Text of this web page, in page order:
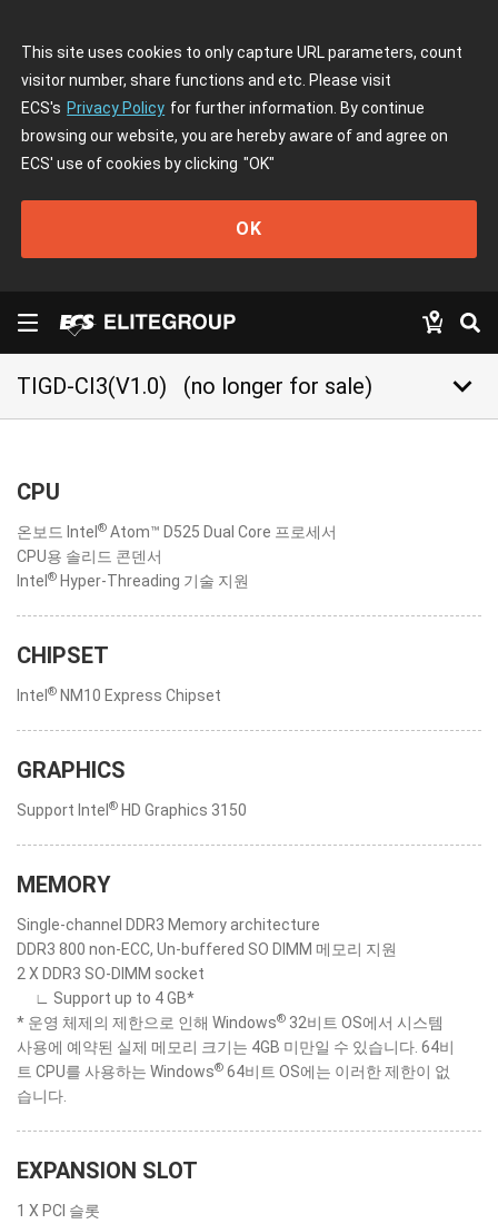
This site uses cookies to only capture URL parameters, count
visitor number, share functions and etc. Please visit
ECS's Privacy Policy for further information. By continue
browsing our website, you are hereby aware of and agree on
ECS' use of cookies by clicking "OK"
OK
TIGD-CI3(V1.0) (no longer for sale) keyboard_arrow_down
CPU
온보드 Intel ® Atom™ D525 Dual Core 프로세서
CPU용 솔리드 콘덴서
Intel ® Hyper-Threading 기술 지원
CHIPSET
Intel ® NM10 Express Chipset
GRAPHICS
Support Intel ® HD Graphics 3150
MEMORY
Single-channel DDR3 Memory architecture
DDR3 800 non-ECC, Un-buffered SO DIMM 메모리 지원
2 X DDR3 SO-DIMM socket
∟ Support up to 4 GB*
* 운영 체제의 제한으로 인해 Windows® 32비트 OS에서 시스템
사용에 예약된 실제 메모리 크기는 4GB 미만일 수 있습니다. 64비
트 CPU를 사용하는 Windows® 64비트 OS에는 이러한 제한이 없
습니다.
EXPANSION SLOT
1 X PCI 슬롯